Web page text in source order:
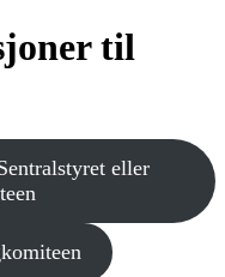
til
eller